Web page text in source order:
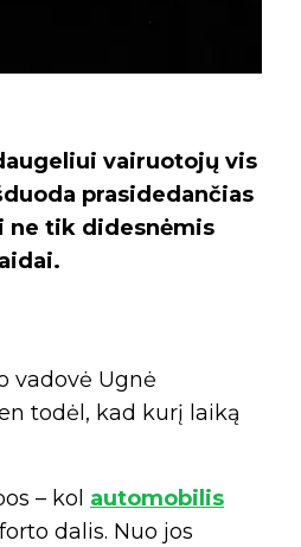
vairuotojų vis
prasidedančias
ne tik didesnėmis
vadovė Ugnė
todėl, kad kurį laiką
– kol automobilis
dalis. Nuo jos